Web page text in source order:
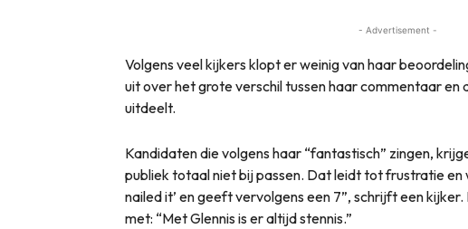
- Advertisement -
Volgens veel kijkers klopt er weinig van haar
uit over het grote verschil tussen haar commentaar en
uitdeelt.
Kandidaten die volgens haar “fantastisch” zingen,
publiek totaal niet bij passen. Dat leidt tot frustratie en
nailed it’ en geeft vervolgens een 7”, schrijft een
met: “Met Glennis is er altijd stennis.”